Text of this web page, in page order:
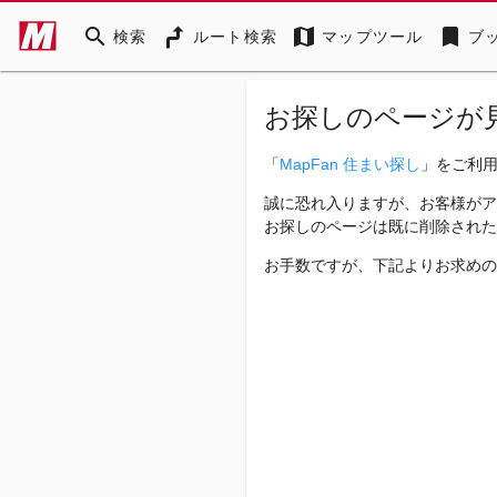
search 検索 ルート検索 map マップツール bookmark ブ
お探しのページが
「MapFan 住まい探し 」をご利
誠に恐れ入りますが、お客様が
お探しのページは既に削除され
お手数ですが、下記よりお求め